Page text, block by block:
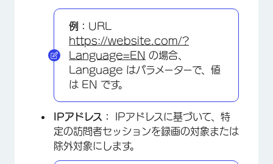
例： URL
https://website.com/?
Language=EN の場合、
Language はパラメーターで、値
は EN です。
IPアドレス：
IPアドレスに基づいて、特
定の訪問者セッションを録画の対象または
除外対象にします。